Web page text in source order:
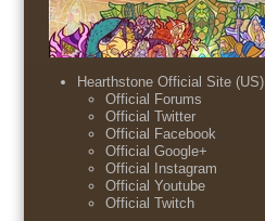
Hearthstone Official Site (US)
Official Forums
Official Twitter
Official Facebook
Official Google+
Official Instagram
Official Youtube
Official Twitch